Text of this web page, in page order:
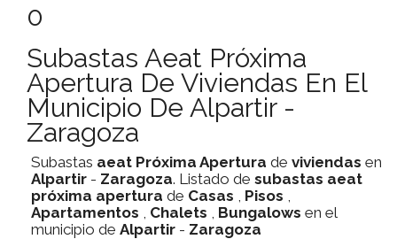
0
Subastas Aeat Próxima
Apertura De Viviendas En El
Municipio De Alpartir -
Zaragoza
Subastas aeat Próxima Apertura de viviendas en
Alpartir - Zaragoza. Listado de subastas aeat
próxima apertura de Casas , Pisos ,
Apartamentos , Chalets , Bungalows en el
municipio de Alpartir - Zaragoza